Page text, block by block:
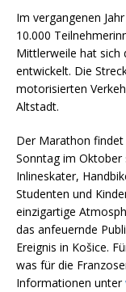
Im vergangenen
10.000
Mittlerweile hat sich
entwickelt. Die
motorisierten
Altstadt.
Der Marathon findet
Sonntag im
Inlineskater,
Studenten und
einzigartige
das anfeuernde
Ereignis in Košice.
was für die
Informationen unter